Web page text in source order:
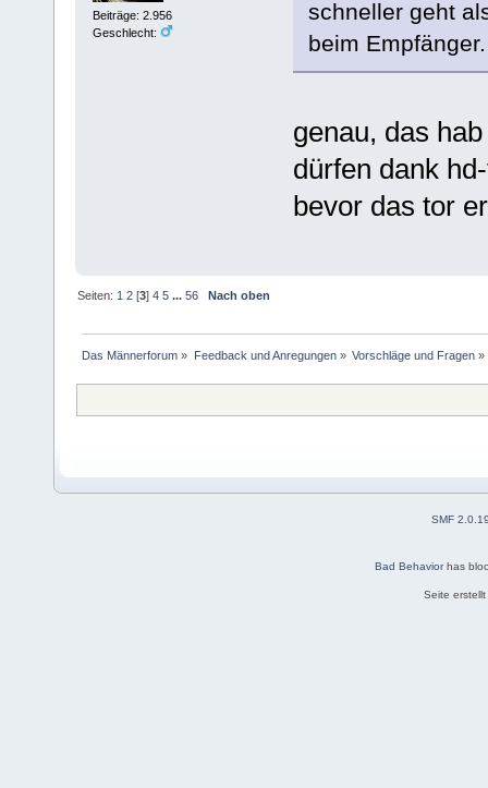
Beiträge: 2.956
Geschlecht:
schneller geht
beim Empfänger.
genau, das
dürfen dank
bevor das tor
Seiten: 1 2 [3]4 5 ...56 Nach oben
Das Männerforum » Feedback und Anregungen» Vorschläge und Fragen»
SMF
Bad Behaviorhas
Seite